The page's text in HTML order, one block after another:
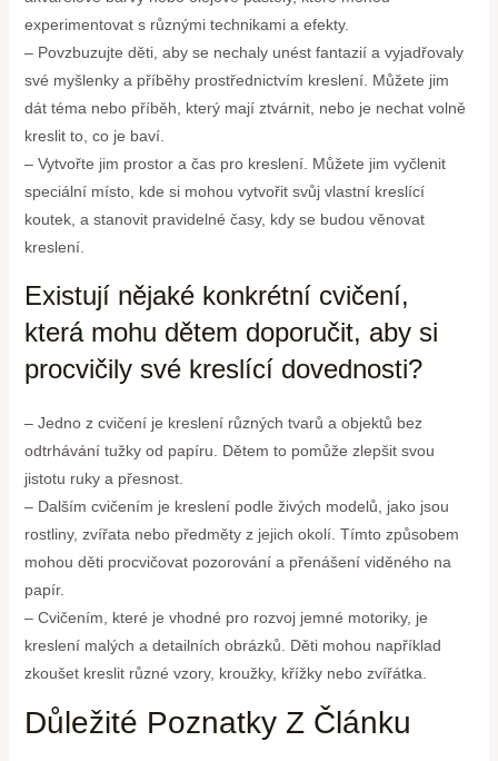
experimentovat s různými technikami a efekty.
– Povzbuzujte děti, aby se nechaly unést fantazií a vyjadřovaly
své myšlenky a příběhy prostřednictvím kreslení. Můžete jim
dát téma nebo příběh, který mají ztvárnit, nebo je nechat volně
kreslit to, co je baví.
– Vytvořte jim prostor a čas pro kreslení. Můžete jim vyčlenit
speciální místo, kde si mohou vytvořit svůj vlastní kreslící
koutek, a stanovit pravidelné časy, kdy se budou věnovat
kreslení.
Existují nějaké konkrétní cvičení,
která mohu dětem doporučit, aby si
procvičily své kreslící dovednosti?
– Jedno z cvičení je kreslení různých tvarů a objektů bez
odtrhávání tužky od papíru. Dětem to pomůže zlepšit svou
jistotu ruky a přesnost.
– Dalším cvičením je kreslení podle živých modelů, jako jsou
rostliny, zvířata nebo předměty z jejich okolí. Tímto způsobem
mohou děti procvičovat pozorování a přenášení viděného na
papír.
– Cvičením, které je vhodné pro rozvoj jemné motoriky, je
kreslení malých a detailních obrázků. Děti mohou například
zkoušet kreslit různé vzory, kroužky, křížky nebo zvířátka.
Důležité Poznatky Z Článku